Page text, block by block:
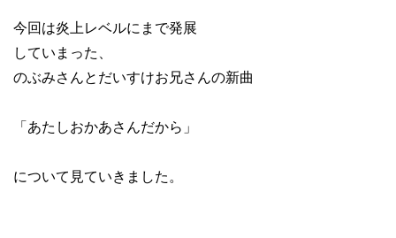
今回は炎上レベルにまで発展
していまった、
のぶみさんとだいすけお兄さんの新曲
「あたしおかあさんだから」
について見ていきました。